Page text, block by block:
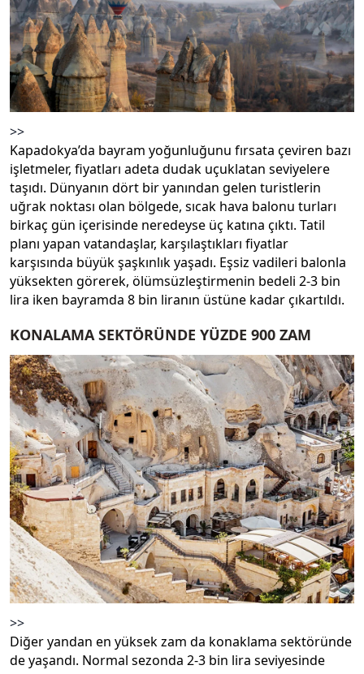
>>
Kapadokya’da bayram yoğunluğunu fırsata çeviren bazı
işletmeler, fiyatları adeta dudak uçuklatan seviyelere
taşıdı. Dünyanın dört bir yanından gelen turistlerin
uğrak noktası olan bölgede, sıcak hava balonu turları
birkaç gün içerisinde neredeyse üç katına çıktı. Tatil
planı yapan vatandaşlar, karşılaştıkları fiyatlar
karşısında büyük şaşkınlık yaşadı. Eşsiz vadileri balonla
yüksekten görerek, ölümsüzleştirmenin bedeli 2-3 bin
lira iken bayramda 8 bin liranın üstüne kadar çıkartıldı.
KONALAMA SEKTÖRÜNDE YÜZDE 900 ZAM
>>
Diğer yandan en yüksek zam da konaklama sektöründe
de yaşandı. Normal sezonda 2-3 bin lira seviyesinde